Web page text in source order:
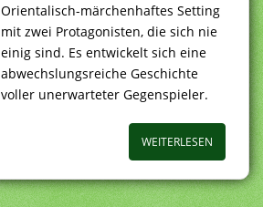
Orientalisch-märchenhaftes Setting
mit zwei Protagonisten, die sich nie
einig sind. Es entwickelt sich eine
abwechslungsreiche Geschichte
voller unerwarteter Gegenspieler.
WEITERLESEN